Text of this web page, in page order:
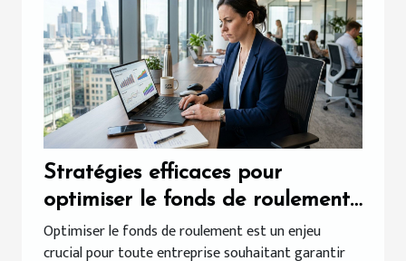
Stratégies efficaces pour
optimiser le fonds de roulement
en entreprise
Optimiser le fonds de roulement est un enjeu
crucial pour toute entreprise souhaitant garantir